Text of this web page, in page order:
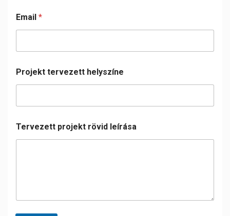
Email *
Projekt tervezett helyszíne
Tervezett projekt rövid leírása